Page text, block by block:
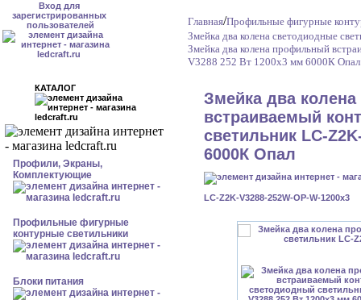
Вход для
зарегистрированных
пользователей
КАТАЛОГ
Профили, Экраны,
Комплектующие
Профильные фигурные
контурные светильники
Блоки питания
Главная/Профильные фигурные
Змейка два колена светодиодные
Змейка два колена профильный
V3288 252 Вт 1200x3 мм 6000К Опал
Змейка два
встраиваемый
светильник LC-
6000К Опал
LC-Z2K-V3288-252W-OP-W-1200x3